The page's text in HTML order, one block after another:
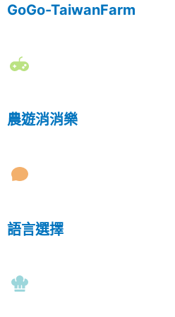
GoGo-TaiwanFarm
農遊消消樂
語言選擇